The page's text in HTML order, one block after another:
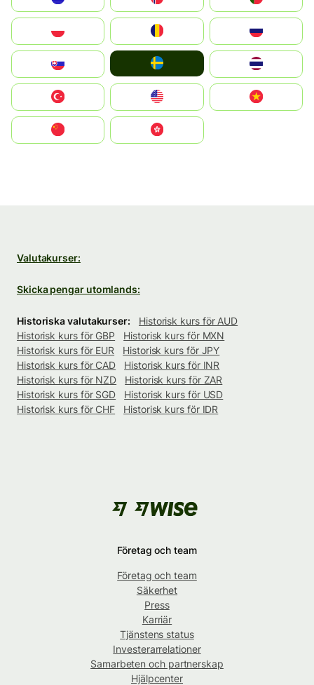
United States
中國香港特別行政區
Valutakurser:
Skicka pengar utomlands:
Historiska valutakurser:
Historisk kurs för AUD
Historisk kurs för GBP
Historisk kurs för MXN
Historisk kurs för EUR
Historisk kurs för JPY
Historisk kurs för CAD
Historisk kurs för INR
Historisk kurs för NZD
Historisk kurs för ZAR
Historisk kurs för SGD
Historisk kurs för USD
Historisk kurs för CHF
Historisk kurs för IDR
Företag och team
Företag och team
Säkerhet
Press
Karriär
Tjänstens status
Investerarrelationer
Samarbeten och partnerskap
Hjälpcenter